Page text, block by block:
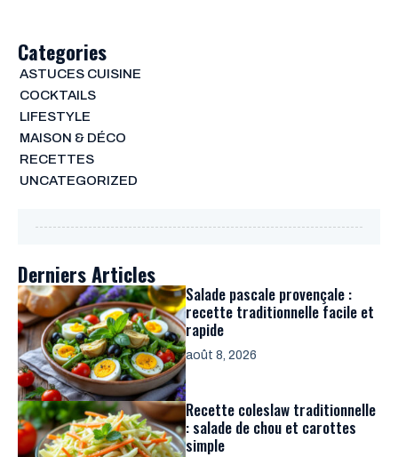
Categories
ASTUCES CUISINE
COCKTAILS
LIFESTYLE
MAISON & DÉCO
RECETTES
UNCATEGORIZED
Derniers Articles
Salade pascale provençale :
recette traditionnelle facile et
rapide
août 8, 2026
Recette coleslaw traditionnelle
: salade de chou et carottes
simple